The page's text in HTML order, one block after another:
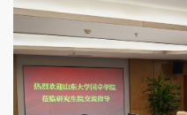
在软件园校区员工宿舍，郑彬
鼓励同学们珍惜在校学习机会
在、规划未来，不断提升自己